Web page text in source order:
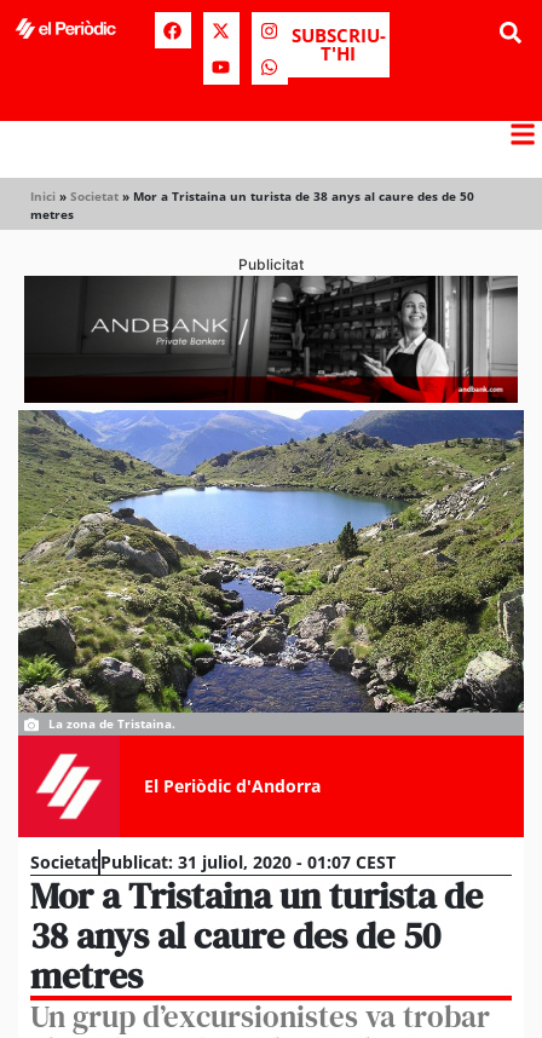
SUBSCRIU-
T'HI
Inici » Societat » Mor a Tristaina un turista de 38 anys al caure des de 50
metres
Publicitat
La zona de Tristaina.
El Periòdic d'Andorra
SocietatPublicat: 31 juliol, 2020 - 01:07 CEST
Mor a Tristaina un turista de
38 anys al caure des de 50
metres
Un grup d’excursionistes va trobar